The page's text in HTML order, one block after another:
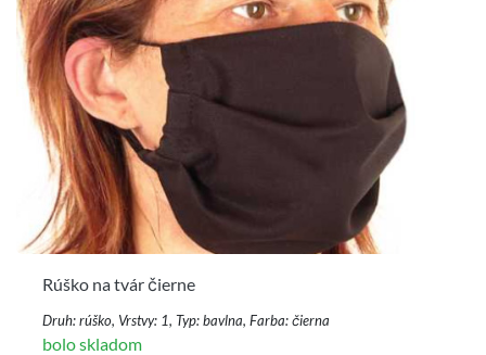
Rúško na tvár čierne
Druh: rúško, Vrstvy: 1, Typ: bavlna, Farba: čierna
bolo skladom